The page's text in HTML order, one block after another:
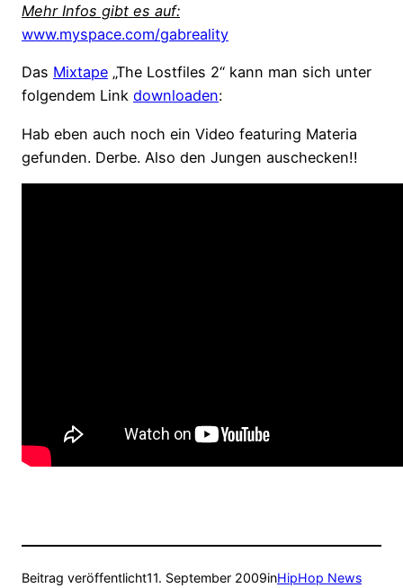
Mehr Infos gibt es auf:
www.myspace.com/gabreality
Das Mixtape „The Lostfiles 2“ kann man sich unter
folgendem Link downloaden:
Hab eben auch noch ein Video featuring Materia
gefunden. Derbe. Also den Jungen auschecken!!
Beitrag veröffentlicht11. September 2009inHipHop News